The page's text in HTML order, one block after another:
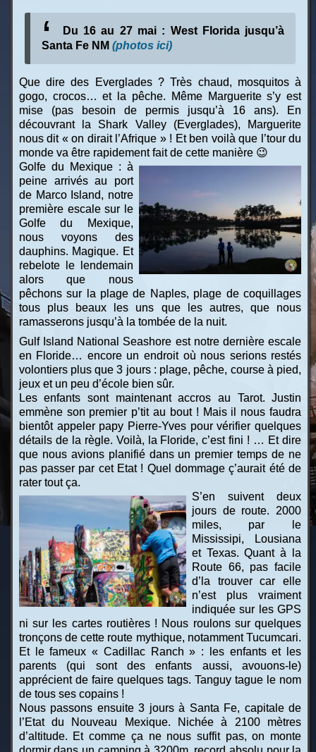
Du 16 au 27 mai : West Florida jusqu’à
Santa Fe NM (photos ici)
Que dire des Everglades ? Très chaud, mosquitos à
gogo, crocos… et la pêche. Même Marguerite s’y est
mise (pas besoin de permis jusqu’à 16 ans). En
découvrant la Shark Valley (Everglades), Marguerite
nous dit « on dirait l’Afrique » ! Et ben voilà que l’tour du
monde va être rapidement fait de cette manière 😉
Golfe du Mexique : à
peine arrivés au port
de Marco Island, notre
première escale sur le
Golfe du Mexique,
nous voyons des
dauphins. Magique. Et
rebelote le lendemain
alors que nous
pêchons sur la plage de Naples, plage de coquillages
tous plus beaux les uns que les autres, que nous
ramasserons jusqu’à la tombée de la nuit.
Gulf Island National Seashore est notre dernière escale
en Floride… encore un endroit où nous serions restés
volontiers plus que 3 jours : plage, pêche, course à pied,
jeux et un peu d’école bien sûr.
Les enfants sont maintenant accros au Tarot. Justin
emmène son premier p’tit au bout ! Mais il nous faudra
bientôt appeler papy Pierre-Yves pour vérifier quelques
détails de la règle. Voilà, la Floride, c’est fini ! … Et dire
que nous avions planifié dans un premier temps de ne
pas passer par cet Etat ! Quel dommage ç’aurait été de
rater tout ça.
S’en suivent deux
jours de route. 2000
miles, par le
Mississipi, Lousiana
et Texas. Quant à la
Route 66, pas facile
d’la trouver car elle
n’est plus vraiment
indiquée sur les GPS
ni sur les cartes routières ! Nous roulons sur quelques
tronçons de cette route mythique, notamment Tucumcari.
Et le fameux « Cadillac Ranch » : les enfants et les
parents (qui sont des enfants aussi, avouons-le)
apprécient de faire quelques tags. Tanguy tague le nom
de tous ses copains !
Nous passons ensuite 3 jours à Santa Fe, capitale de
l’Etat du Nouveau Mexique. Nichée à 2100 mètres
d’altitude. Et comme ça ne nous suffit pas, on monte